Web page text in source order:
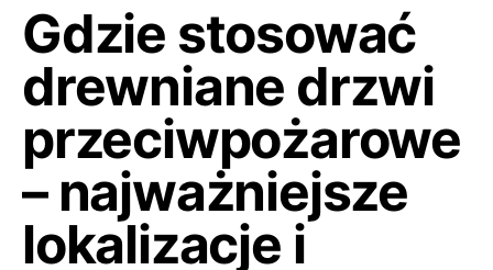
Gdzie stosować
drewniane drzwi
przeciwpożarowe
– najważniejsze
lokalizacje i